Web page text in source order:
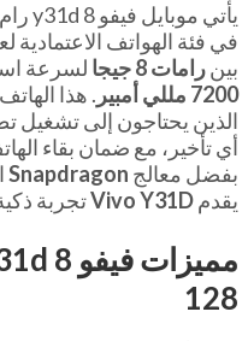
يأتي موبايل فيفو y31d 8 رام
بينرامات 8 جيجا لسرعة
7200 مللي أمبير
. هذا
الذين يحتاجون إلى تشغيل
أي تأخير، مع ضمان بقاء
بفضل معالج Snapdragon
يقدمVivo Y31Dتجربة
128